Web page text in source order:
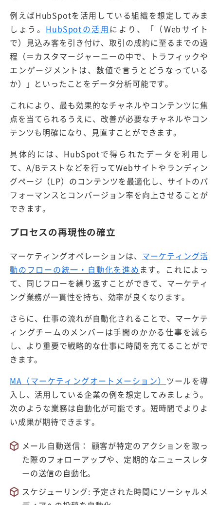
例えばHubSpotを活用している組織を想定してみま
しょう。 HubSpotの活用 により、「（Webサイト
で）見込み客を引き付け、取引の成約に至るまでの過
程（＝カスタマージャーニーの中で、トラフィックや
エンゲージメントは、数値で言うとどうなっている
か）」といったことをデータ分析可能です。
これにより、最も効果的なチャネルやコンテンツに焦
点を当てられるうえに、改善が必要なチャネルやコン
テンツも明確になり、見直すことができます。
具体的には、HubSpotで得られたデータを利用し
て、A/Bテストなどを行ってWebサイトやランディン
グページ（LP）のコンテンツを最適化し、サイトのパ
フォーマンスとコンバージョン率を向上させることが
できます。
プロセスの再現性の確立
マーケティングオペレーションは、 マーケティング活
動のフローの統一・自動化を進め ます。これによっ
て、同じフローを繰り返すことができて、マーケティ
ング業務が一貫性を持ち、効率が良くなります。
さらに、仕事の流れが自動化されることで、マーケテ
ィングチームのメンバーは手間のかかる仕事を減ら
し、より重要で戦略的な仕事に時間を充てることがで
きます。
MA（マーケティングオートメーション） ツールを導
入し、活用している企業の例を想定してみましょう。
次のような業務は自動化が可能です。短時間でよりよ
い成果が期待できます。
メール自動送信： 顧客が特定のアクションを取っ
た際のフォローアップや、定期的なニュースレタ
ーの送信の自動化。
スケジューリング: 予定された時間にソーシャルメ